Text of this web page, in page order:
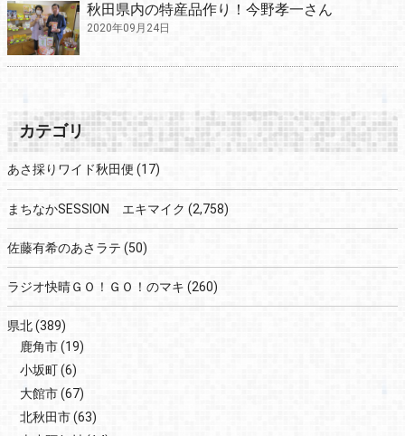
秋田県内の特産品作り！今野孝一さん
2020年09月24日
カテゴリ
あさ採りワイド秋田便 (17)
まちなかSESSION エキマイク (2,758)
佐藤有希のあさラテ (50)
ラジオ快晴ＧＯ！ＧＯ！のマキ (260)
県北(389)
鹿角市(19)
小坂町(6)
大館市(67)
北秋田市(63)